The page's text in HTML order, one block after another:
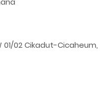
01/02 Cikadut-Cicaheum,